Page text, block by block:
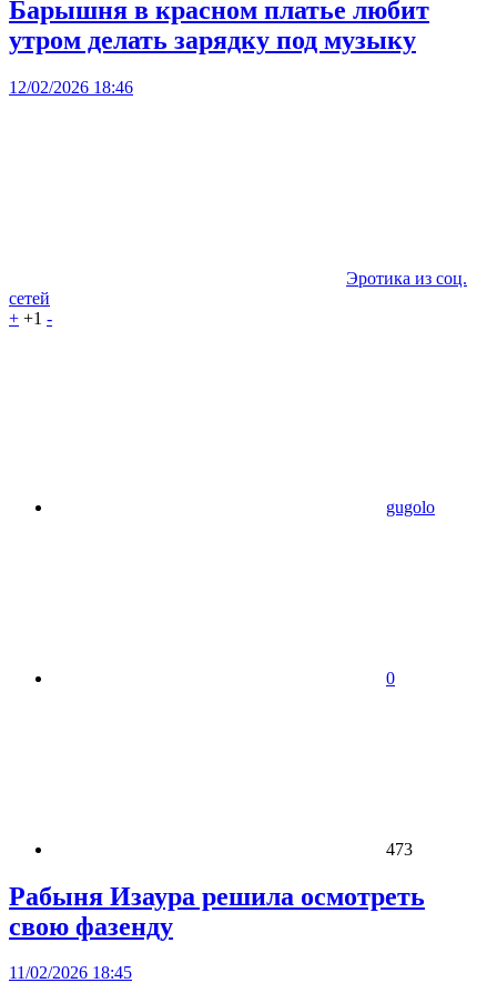
Барышня в красном платье любит
утром делать зарядку под музыку
12/02/2026 18:46
Эротика из соц.
сетей
+ +1 -
gugolo
0
473
Рабыня Изаура решила осмотреть
свою фазенду
11/02/2026 18:45